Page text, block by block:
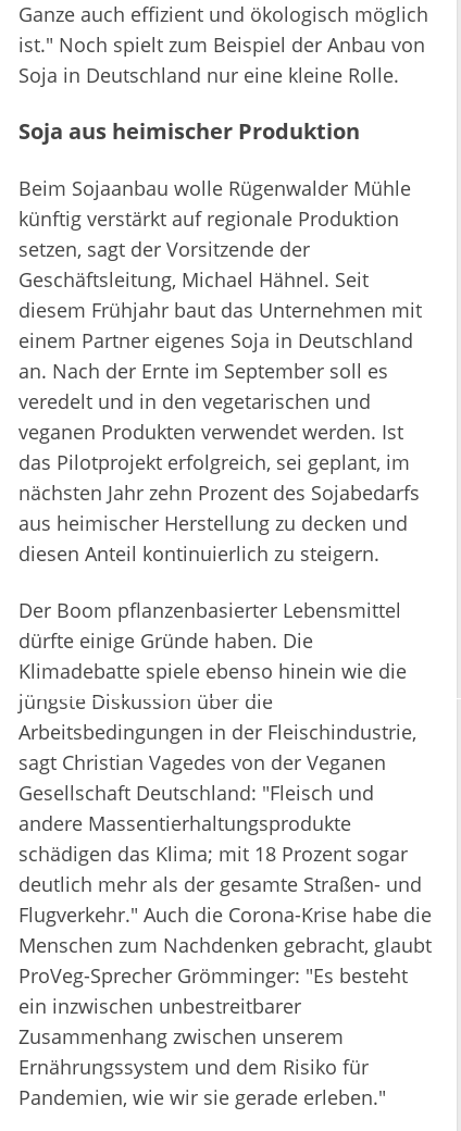
Ganze auch effizient und ökologisch möglich
ist." Noch spielt zum Beispiel der Anbau von
Soja in Deutschland nur eine kleine Rolle.
Soja aus heimischer Produktion
Beim Sojaanbau wolle Rügenwalder Mühle
künftig verstärkt auf regionale Produktion
setzen, sagt der Vorsitzende der
Geschäftsleitung, Michael Hähnel. Seit
diesem Frühjahr baut das Unternehmen mit
einem Partner eigenes Soja in Deutschland
an. Nach der Ernte im September soll es
veredelt und in den vegetarischen und
veganen Produkten verwendet werden. Ist
das Pilotprojekt erfolgreich, sei geplant, im
nächsten Jahr zehn Prozent des Sojabedarfs
aus heimischer Herstellung zu decken und
diesen Anteil kontinuierlich zu steigern.
Der Boom pflanzenbasierter Lebensmittel
dürfte einige Gründe haben. Die
Klimadebatte spiele ebenso hinein wie die
jüngste Diskussion über die
Arbeitsbedingungen in der Fleischindustrie,
sagt Christian Vagedes von der Veganen
Gesellschaft Deutschland: "Fleisch und
andere Massentierhaltungsprodukte
schädigen das Klima; mit 18 Prozent sogar
deutlich mehr als der gesamte Straßen- und
Flugverkehr." Auch die Corona-Krise habe die
Menschen zum Nachdenken gebracht, glaubt
ProVeg-Sprecher Grömminger: "Es besteht
ein inzwischen unbestreitbarer
Zusammenhang zwischen unserem
Ernährungssystem und dem Risiko für
Pandemien, wie wir sie gerade erleben."